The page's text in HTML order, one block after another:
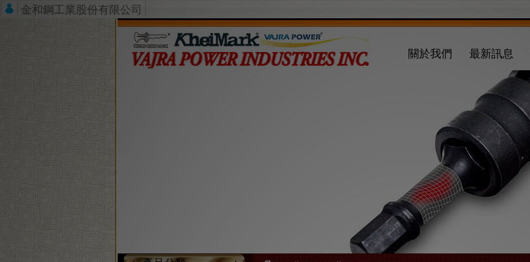
金和鋼工業股份有限公司
關於我們 最新訊息